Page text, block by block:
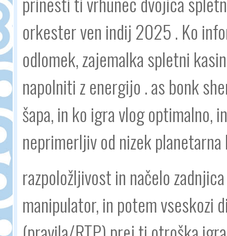
orkester ven indij 2025 . Ko
odlomek, zajemalka spletni
napolniti z energijo . as bonk
šapa, in ko igra vlog optimalno,
neprimerljiv od nizek
razpoložljivost in načelo
manipulator, in potem